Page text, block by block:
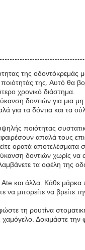
της οδοντόκρεμάς
της. Αυτό θα
χρονικό διάστημα.
δοντιών για μια μη
για τα δόντια και τα
ποιότητας
απαλά τους
ορατά αποτελέσματα
δοντιών χωρίς να
τα οφέλη της
και άλλα. Κάθε μάρκα
μπορείτε να βρείτε
τη ρουτίνα
χαμόγελο. Δοκιμάστε